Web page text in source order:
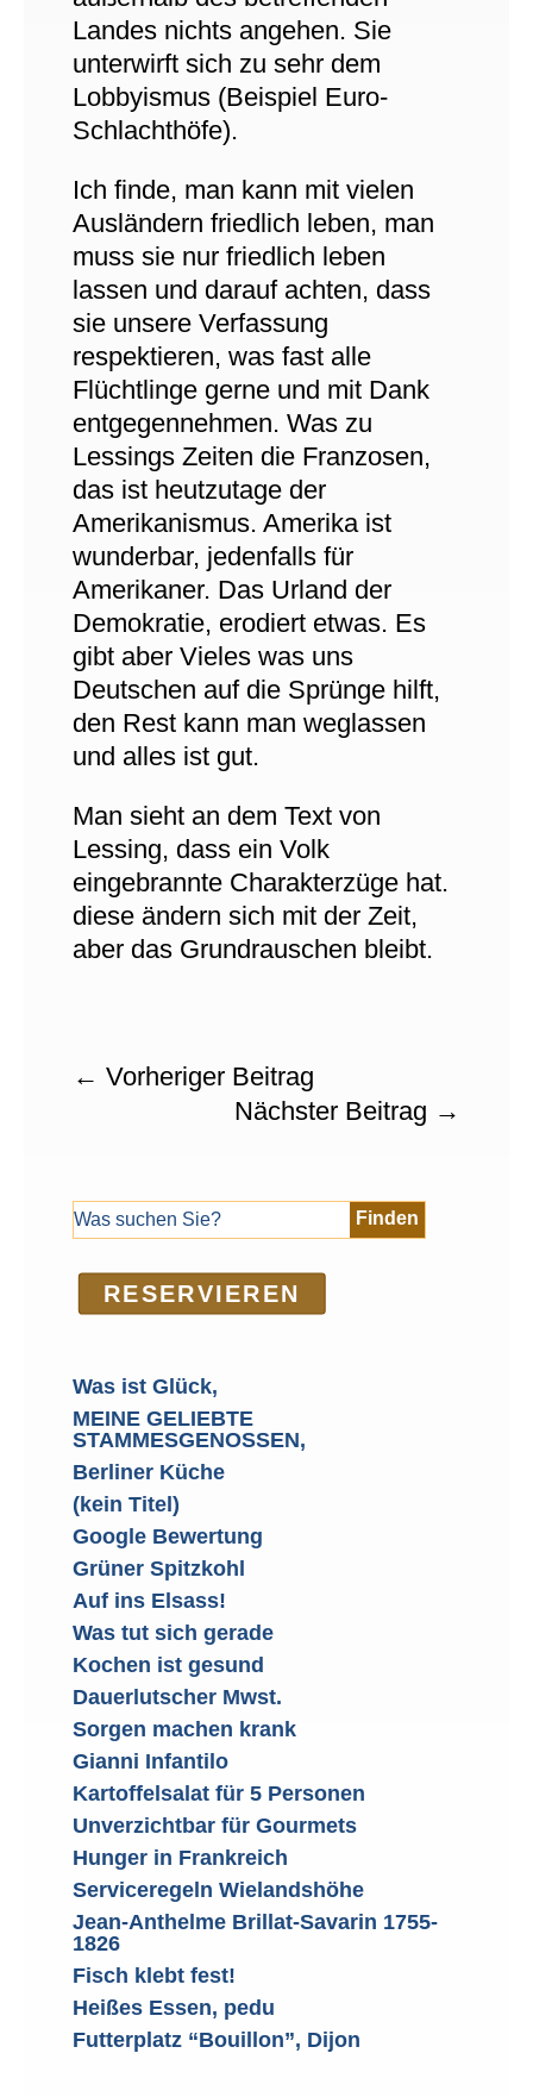
Landes nichts angehen. Sie
unterwirft sich zu sehr dem
Lobbyismus (Beispiel Euro-
Schlachthöfe).
Ich finde, man kann mit vielen
Ausländern friedlich leben, man
muss sie nur friedlich leben
lassen und darauf achten, dass
sie unsere Verfassung
respektieren, was fast alle
Flüchtlinge gerne und mit Dank
entgegennehmen. Was zu
Lessings Zeiten die Franzosen,
das ist heutzutage der
Amerikanismus. Amerika ist
wunderbar, jedenfalls für
Amerikaner. Das Urland der
Demokratie, erodiert etwas. Es
gibt aber Vieles was uns
Deutschen auf die Sprünge hilft,
den Rest kann man weglassen
und alles ist gut.
Man sieht an dem Text von
Lessing, dass ein Volk
eingebrannte Charakterzüge hat.
diese ändern sich mit der Zeit,
aber das Grundrauschen bleibt.
← Vorheriger Beitrag
Nächster Beitrag →
RE­SER­VIEREN
Was ist Glück,
MEINE GELIEBTE
STAMMESGENOSSEN,
Berliner Küche
(kein Titel)
Google Bewertung
Grüner Spitzkohl
Auf ins Elsass!
Was tut sich gerade
Kochen ist gesund
Dauerlutscher Mwst.
Sorgen machen krank
Gianni Infantilo
Kartoffelsalat für 5 Personen
Unverzichtbar für Gourmets
Hunger in Frankreich
Serviceregeln Wielandshöhe
Jean-Anthelme Brillat-Savarin 1755-
1826
Fisch klebt fest!
Heißes Essen, pedu
Futterplatz “Bouillon”, Dijon